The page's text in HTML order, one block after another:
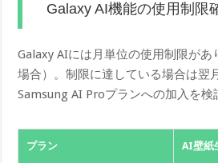
Galaxy AI機能の使用制限
Galaxy AIには月単位の使用制限が
場合）。制限に達している場合は翌
Samsung AI Proプランへの加入を検
プラン AI壁紙